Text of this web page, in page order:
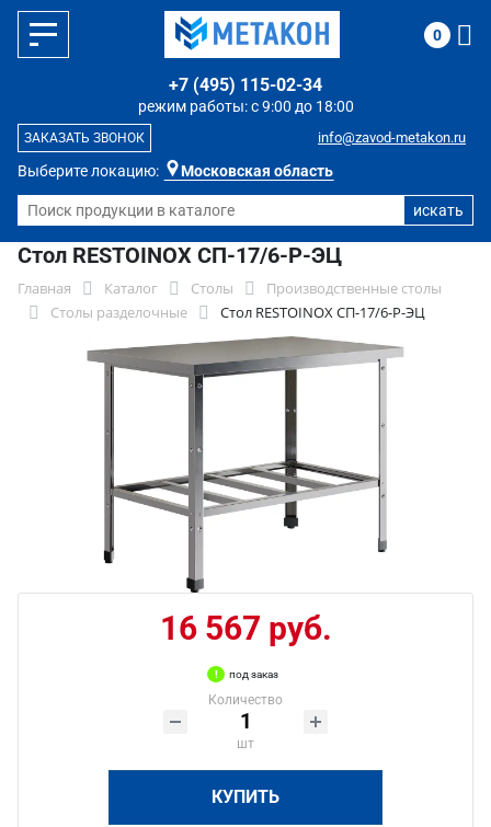
Выберите локацию: Московская область
режим работы: с 9:00 до 18:00
+7 (495) 115-02-34
info@zavod-metakon.ru
ЗАКАЗАТЬ ЗВОНОК
0
Стол RESTOINOX СП-17/6-Р-ЭЦ
Главная Каталог Столы
Производственные столы
Столы разделочные
Стол RESTOINOX СП-17/6-Р-ЭЦ
16 567 руб.
под заказ
Количество
шт
КУПИТЬ